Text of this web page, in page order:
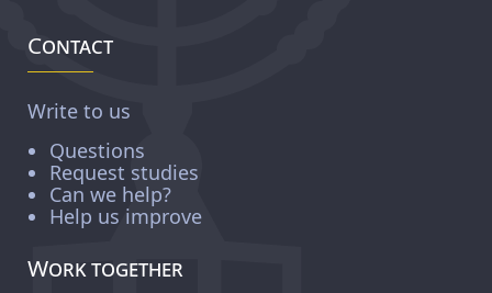
Contact
Write to us
Questions
Request studies
Can we help?
Help us improve
Work together